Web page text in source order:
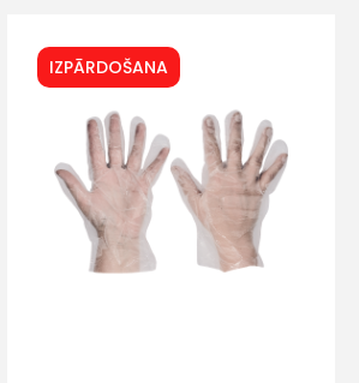
IZPĀRDOŠANA